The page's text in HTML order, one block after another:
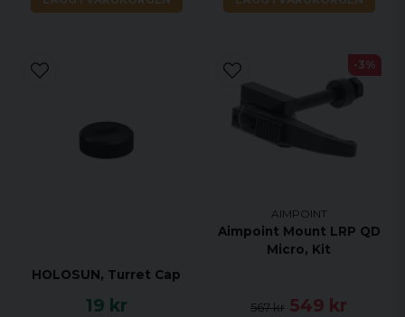
HOLOSUN, Turret Cap
19 kr
AIMPOINT
Aimpoint Mount LRP QD
Micro, Kit
567 kr 549 kr
-3%